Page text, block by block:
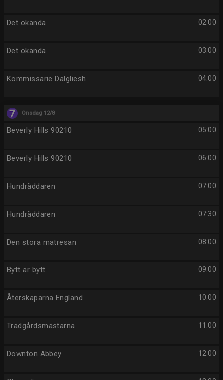
02:00
Det okända
03:00
Det okända
04:00
Kommissarie Dalgliesh
Onsdag 12/8
05:00
Beverly Hills 90210
06:00
Beverly Hills 90210
07:00
Hundräddaren
07:30
Hundräddaren
08:00
Den stora matresan
09:00
Bytt är bytt
10:00
Återskaparna England
11:00
Trädgårdsmästarna
12:00
Downton Abbey